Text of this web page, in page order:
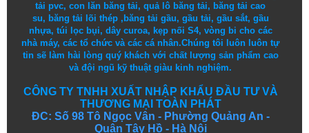
tải pvc,con lăn băng tải,quả lô băng tải, băng tải cao
su, băng tải lõi thép, băng tải gầu, gầu tải, gầu sắt, gầu
nhựa, túi lọc bụi, dây curoa, kẹp nối S4, vòng bi cho các
nhà máy, các tổ chức và các cá nhân.Chúng tôi luôn luôn tự
tin sẽ làm hài lòng quý khách với chất lượng sảnphẩm cao
vàđội ngũ kỹ thuậtgiàu kinh nghiệm.
CÔNG TY TNHH XUẤT NHẬP KHẨU ĐẦU TƯ VÀ
THƯƠNG MẠI TOÀN PHÁT
ĐC: Số 98 Tô Ngọc Vân - Phường Quảng An -
Quận Tây Hồ - Hà Nội